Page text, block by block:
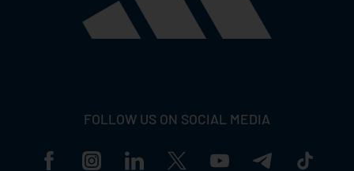
FOLLOW US ON SOCIAL MEDIA